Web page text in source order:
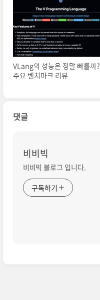
VLang의 성능은 정말 빠를까?
주요 벤치마크 리뷰
댓글
비비빅
비비빅 블로그 입니다.
구독하기